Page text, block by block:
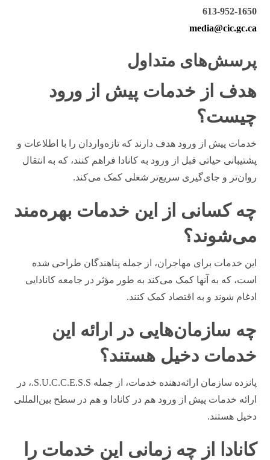
613-952-1650
media@cic.gc.ca
پرسش‌های متداول
هدف از خدمات پیش از ورود
چیست؟
خدمات پیش از ورود هدف دارند که تازه‌واردان را با اطلاعات و
پشتیبانی حیاتی قبل از ورود به کانادا فراهم کنند، که به انتقال
روان‌تر و جای‌گیری سریع‌تر شغلی کمک می‌کند.
چه کسانی از این خدمات بهره‌مند
می‌شوند؟
این خدمات برای مهاجران، از جمله پناهندگان طراحی شده
است، که به آنها کمک می‌کند به طور مؤثر در جامعه کانادایی
ادغام شوند و به اقتصاد کمک کنند.
چه سازمان‌هایی در ارائه این
خدمات دخیل هستند؟
پانزده سازمان ارائه‌دهنده خدمات، از جمله S.U.C.C.E.S.S.، در
ارائه خدمات پیش از ورود هم در کانادا و هم در سطح بین‌المللی
دخیل هستند.
کانادا از چه زمانی این خدمات را